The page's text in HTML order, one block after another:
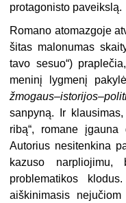
protagonisto paveikslą.
Romano atomazgoje
šitas malonumas
tavo sesuo“)
meninį lygmenį
sanpyną. Ir
ribą“, romane
Autorius nesitenkina
kazuso
problematikos
aiškinimasis